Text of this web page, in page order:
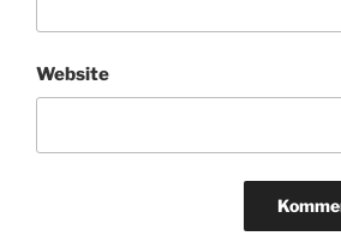
Website